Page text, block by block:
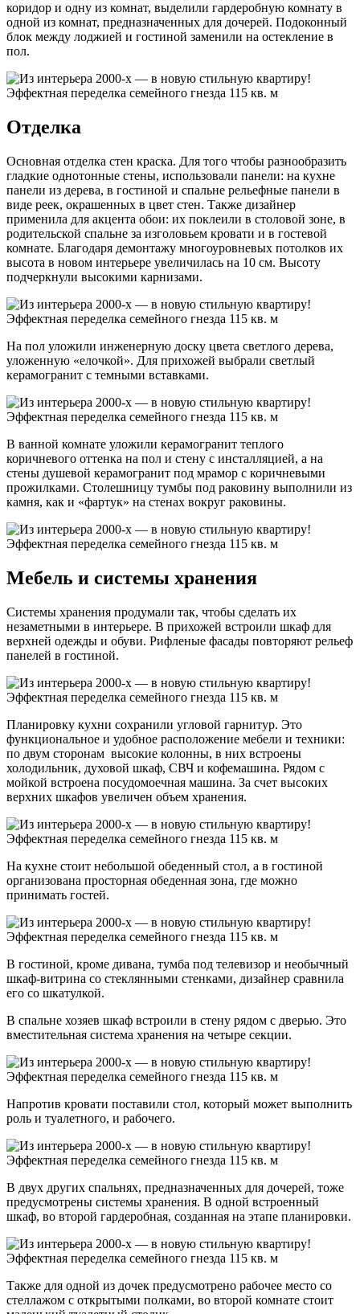
коридор и одну из комнат, выделили гардеробную комнату в
одной из комнат, предназначенных для дочерей. Подоконный
блок между лоджией и гостиной заменили на остекление в
пол.
Отделка
Основная отделка стен краска. Для того чтобы разнообразить
гладкие однотонные стены, использовали панели: на кухне
панели из дерева, в гостиной и спальне рельефные панели в
виде реек, окрашенных в цвет стен. Также дизайнер
применила для акцента обои: их поклеили в столовой зоне, в
родительской спальне за изголовьем кровати и в гостевой
комнате. Благодаря демонтажу многоуровневых потолков их
высота в новом интерьере увеличилась на 10 см. Высоту
подчеркнули высокими карнизами.
На пол уложили инженерную доску цвета светлого дерева,
уложенную «елочкой». Для прихожей выбрали светлый
керамогранит с темными вставками.
В ванной комнате уложили керамогранит теплого
коричневого оттенка на пол и стену с инсталляцией, а на
стены душевой керамогранит под мрамор с коричневыми
прожилками. Столешницу тумбы под раковину выполнили из
камня, как и «фартук» на стенах вокруг раковины.
Мебель и системы хранения
Системы хранения продумали так, чтобы сделать их
незаметными в интерьере. В прихожей встроили шкаф для
верхней одежды и обуви. Рифленые фасады повторяют рельеф
панелей в гостиной.
Планировку кухни сохранили угловой гарнитур. Это
функциональное и удобное расположение мебели и техники:
по двум сторонам высокие колонны, в них встроены
холодильник, духовой шкаф, СВЧ и кофемашина. Рядом с
мойкой встроена посудомоечная машина. За счет высоких
верхних шкафов увеличен объем хранения.
На кухне стоит небольшой обеденный стол, а в гостиной
организована просторная обеденная зона, где можно
принимать гостей.
В гостиной, кроме дивана, тумба под телевизор и необычный
шкаф-витрина со стеклянными стенками, дизайнер сравнила
его со шкатулкой.
В спальне хозяев шкаф встроили в стену рядом с дверью. Это
вместительная система хранения на четыре секции.
Напротив кровати поставили стол, который может выполнить
роль и туалетного, и рабочего.
В двух других спальнях, предназначенных для дочерей, тоже
предусмотрены системы хранения. В одной встроенный
шкаф, во второй гардеробная, созданная на этапе планировки.
Также для одной из дочек предусмотрено рабочее место со
стеллажом с открытыми полками, во второй комнате стоит